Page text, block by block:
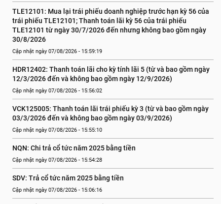
TLE12101: Mua lại trái phiếu doanh nghiệp trước hạn kỳ 56 của
trái phiếu TLE12101; Thanh toán lãi kỳ 56 của trái phiếu
TLE12101 từ ngày 30/7/2026 đến nhưng không bao gồm ngày
30/8/2026
Cập nhật ngày 07/08/2026 - 15:59:19
HDR12402: Thanh toán lãi cho kỳ tính lãi 5 (từ và bao gồm ngày
12/3/2026 đến và không bao gồm ngày 12/9/2026)
Cập nhật ngày 07/08/2026 - 15:56:02
VCK125005: Thanh toán lãi trái phiếu kỳ 3 (từ và bao gồm ngày
03/3/2026 đến và không bao gồm ngày 03/9/2026)
Cập nhật ngày 07/08/2026 - 15:55:10
NQN: Chi trả cổ tức năm 2025 bằng tiền
Cập nhật ngày 07/08/2026 - 15:54:28
SDV: Trả cổ tức năm 2025 bằng tiền
Cập nhật ngày 07/08/2026 - 15:06:16